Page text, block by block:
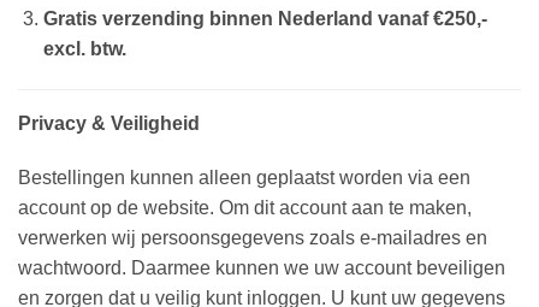
Gratis verzending binnen Nederland vanaf €250,-
excl. btw.
Privacy & Veiligheid
Bestellingen kunnen alleen geplaatst worden via een
account op de website. Om dit account aan te maken,
verwerken wij persoonsgegevens zoals e-mailadres en
wachtwoord. Daarmee kunnen we uw account beveiligen
en zorgen dat u veilig kunt inloggen. U kunt uw gegevens